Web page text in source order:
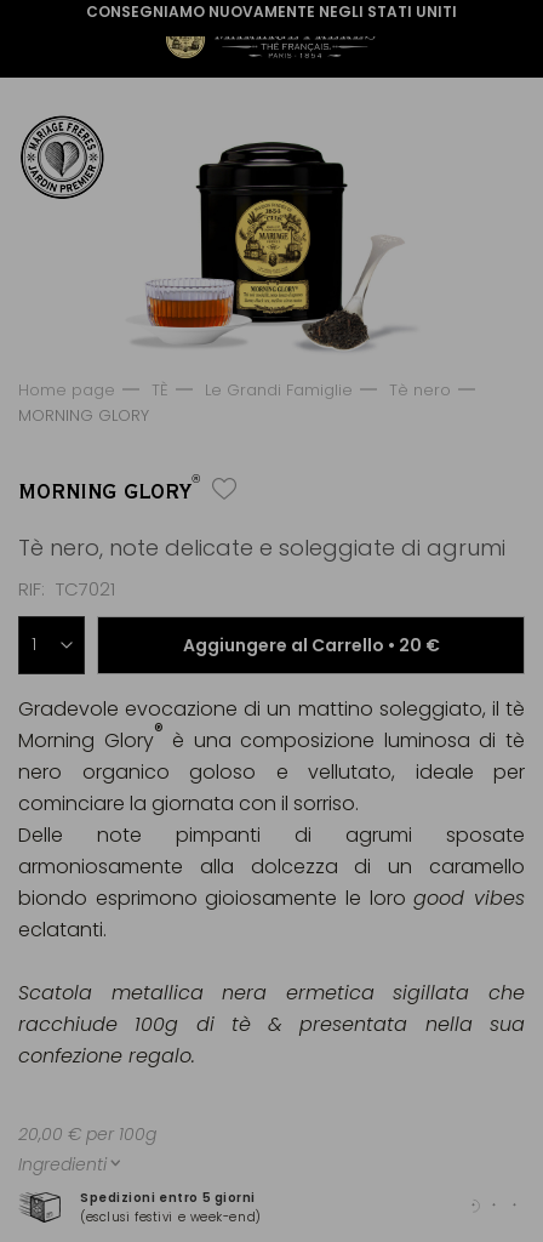
CONSEGNIAMO NUOVAMENTE NEGLI STATI UNITI
Home page TÈ Le Grandi Famiglie
Tè nero
MORNING GLORY
MORNING GLORY®
Tè nero, note delicate e soleggiate di agrumi
RIF TC7021
Aggiungere al Carrello • 20 €
Spedizioni entro 5 giorni
(esclusi festivi e week-end)
Gradevole evocazione di un mattino soleggiato, il tè
Morning Glory® è una composizione luminosa di tè
nero organico goloso e vellutato, ideale per
cominciare la giornata con il sorriso.
Delle note pimpanti di agrumi sposate
armoniosamente alla dolcezza di un caramello
biondo esprimono gioiosamente le lorogood vibes
eclatanti.
Scatola metallica nera ermetica sigillata che
racchiude 100g di tè & presentata nella sua
confezione regalo.
20,00 € per 100g
Ingredienti